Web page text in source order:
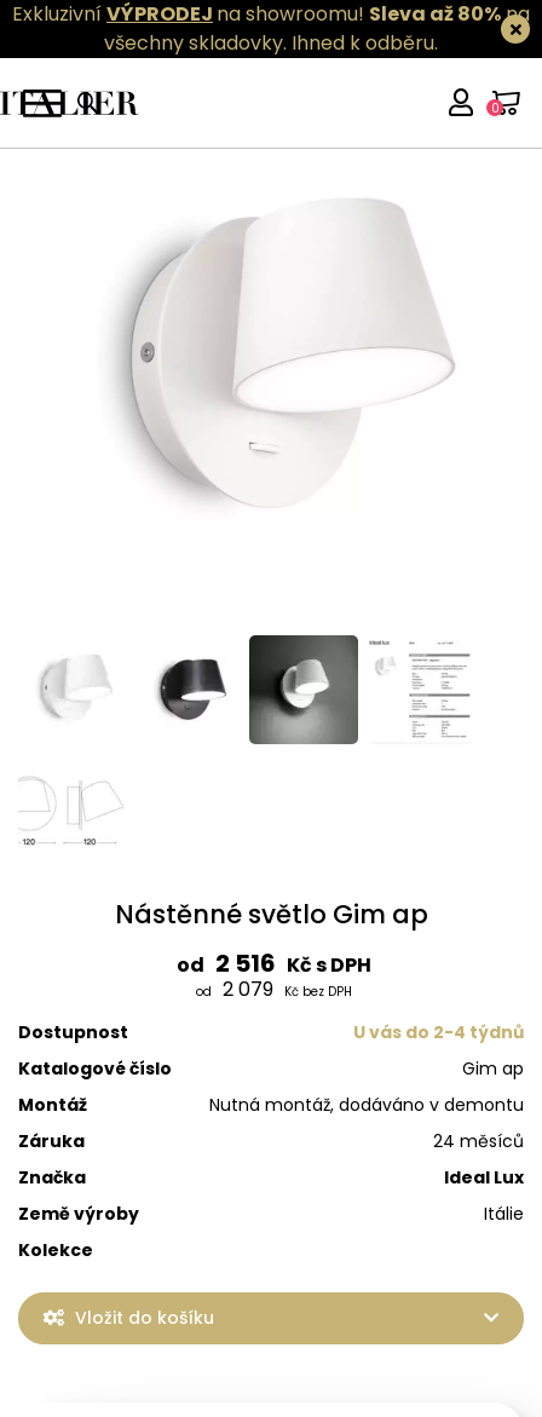
ExkluzivníVÝPRODEJ na showroomu! Sleva až 80%na
všechny skladovky. Ihned k odběru.
0
Nástěnné světlo Gim ap
od 2 516 Kč s DPH
od 2 079 Kč bez DPH
Dostupnost
U vás do 2-4 týdnů
Katalogové číslo
Gim ap
Montáž
Nutná montáž, dodáváno v demontu
Záruka
24 měsíců
Značka
Ideal Lux
Země výroby
Itálie
Kolekce
Vložit do košíku